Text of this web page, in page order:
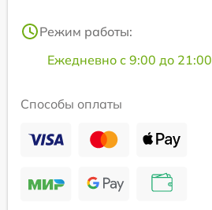
Режим работы:
Ежедневно с 9:00 до 21:00
Способы оплаты